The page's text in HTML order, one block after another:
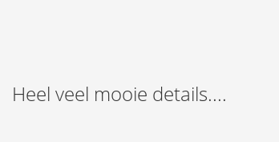
Heel veel mooie details....